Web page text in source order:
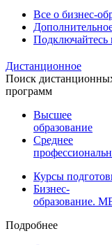
Все о бизнес-
Подключайтесь
Дистанционное
Поиск
программ
Высшее
образование
Среднее
Курсы
Бизнес-
образование.
Подробнее